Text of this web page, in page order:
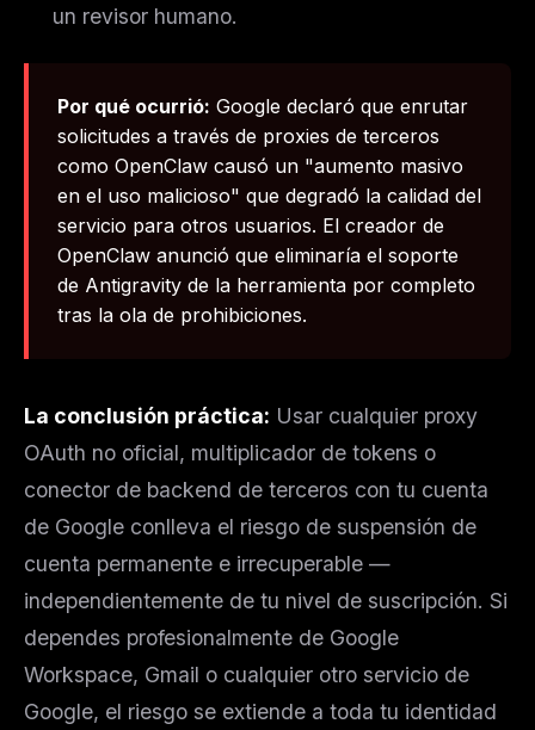
un revisor humano.
Por qué ocurrió: Google declaró que enrutar
solicitudes a través de proxies de terceros
como OpenClaw causó un "aumento masivo
en el uso malicioso" que degradó la calidad del
servicio para otros usuarios. El creador de
OpenClaw anunció que eliminaría el soporte
de Antigravity de la herramienta por completo
tras la ola de prohibiciones.
La conclusión práctica: Usar cualquier proxy
OAuth no oficial, multiplicador de tokens o
conector de backend de terceros con tu cuenta
de Google conlleva el riesgo de suspensión de
cuenta permanente e irrecuperable —
independientemente de tu nivel de suscripción. Si
dependes profesionalmente de Google
Workspace, Gmail o cualquier otro servicio de
Google, el riesgo se extiende a toda tu identidad
The weekly digest for
Email address
Get the weekly digest
No spam. Unsubscribe in one click.
Maybe later